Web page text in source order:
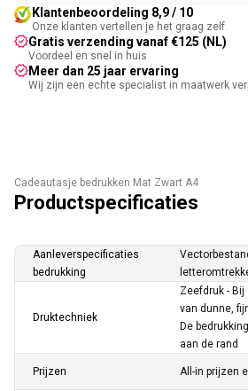
Klantenbeoordeling 8,9 / 10
Onze klanten vertellen je het graag zelf
Gratis verzending vanaf €125 (NL)
Voordeel en snel in huis
Meer dan 25 jaar ervaring
Wij zijn een echte specialist in maatwerk
Cadeautasje bedrukken Mat Zwart A4
Productspecificaties
Aanleverspecificaties
bedrukking
Druktechniek
Zeefdruk -
van dunne,
De
aan de rand
Prijzen All-in prijzen